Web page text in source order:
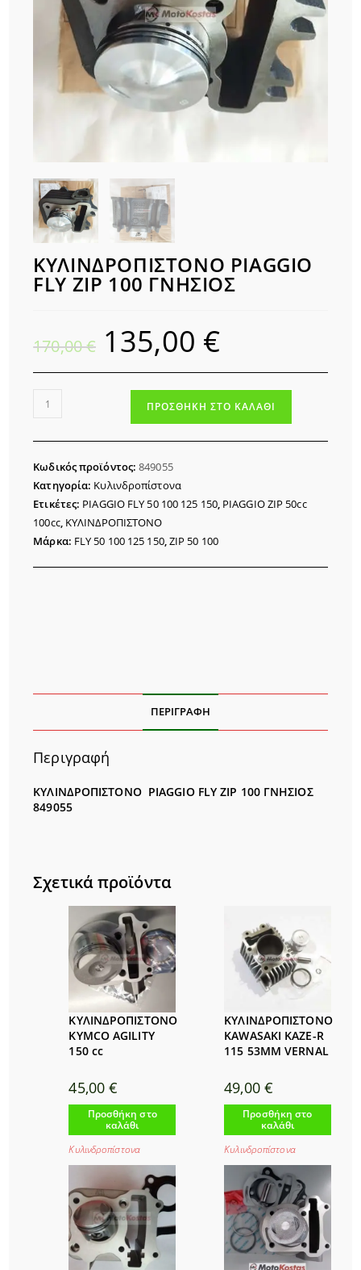
ΚΥΛΙΝΔΡΟΠΙΣΤΟΝΟ PIAGGIO
FLY ZIP 100 ΓΝΗΣΙΟΣ
170,00€
Original
price
was:
135,00 €Η
τιμή
135,00 €.
ΚΥΛΙΝΔΡΟΠΙΣΤΟΝΟ
FLY
100
ΓΝΗΣΙΟΣ
ποσότητα
ΠΡΟΣΘΉΚΗ ΣΤΟ ΚΑΛΆΘΙ
Κωδικός προϊόντος:849055
Κατηγορία: Κυλινδροπίστονα
Ετικέτες: PIAGGIO FLY 50 100 125 150, PIAGGIO ZIP 50cc
100cc, ΚΥΛΙΝΔΡΟΠΙΣΤΟΝΟ
Μάρκα: FLY 50 100 125 150,ZIP 50 100
ΠΕΡΙΓΡΑΦΉ
Περιγραφή
ΚΥΛΙΝΔΡΟΠΙΣΤΟΝΟ PIAGGIO FLY ZIP 100 ΓΝΗΣIΟΣ
849055
Σχετικά προϊόντα
ΚΥΛΙΝΔΡΟΠΙΣΤΟΝΟ
KYMCO AGILITY
150 cc
45,00€
Προσθήκη στο
καλάθι
Κυλινδροπίστονα
ΚΥΛΙΝΔΡΟΠΙΣΤΟΝΟ
KAWASAKI KAZE-R
115 53MM VERNAL
49,00 €
Προσθήκη στο
καλάθι
Κυλινδροπίστονα